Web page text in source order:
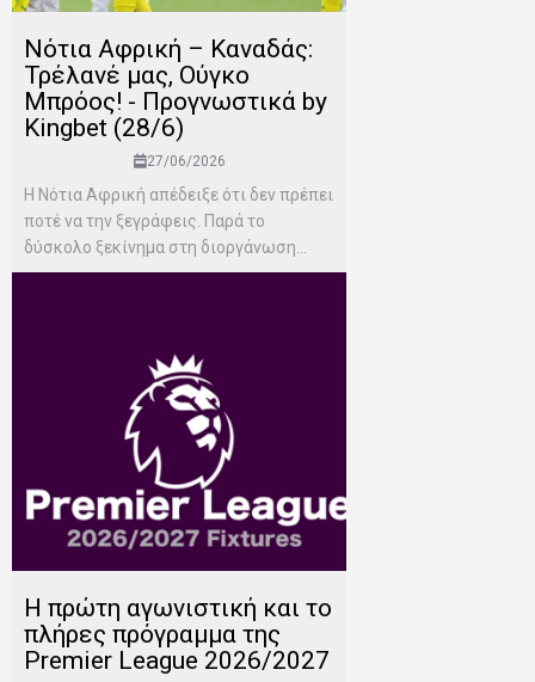
Νότια Αφρική – Καναδάς:
Τρέλανέ μας, Ούγκο
Μπρόος! - Προγνωστικά by
Kingbet (28/6)
27/06/2026
Η Νότια Αφρική απέδειξε ότι δεν πρέπει
ποτέ να την ξεγράφεις. Παρά το
δύσκολο ξεκίνημα στη διοργάνωση...
H πρώτη αγωνιστική και το
πλήρες πρόγραμμα της
Premier League 2026/2027